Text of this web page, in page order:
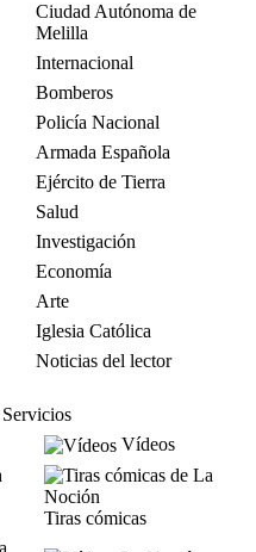
Ciudad Autónoma de
Melilla
Internacional
Bomberos
Policía Nacional
Armada Española
Ejército de Tierra
Salud
Investigación
Economía
Arte
Iglesia Católica
Noticias del lector
Servicios
Vídeos
Tiras cómicas